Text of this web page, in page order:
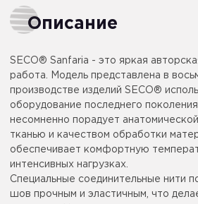
Описание
SECO® Sanfaria - это яркая
работа. Модель представлена в
производстве изделий SECO®
оборудование последнего
несомненно порадует
тканью и качеством обработки
обеспечивает комфортную
интенсивных нагрузках.
Специальные соединительные нити
шов прочным и эластичным, что